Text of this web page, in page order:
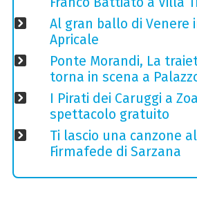
Al gran ballo di Venere
Apricale
Ponte Morandi, La
torna in scena a
I Pirati dei Caruggi a
spettacolo gratuito
Ti lascio una canzone
Firmafede di Sarzana